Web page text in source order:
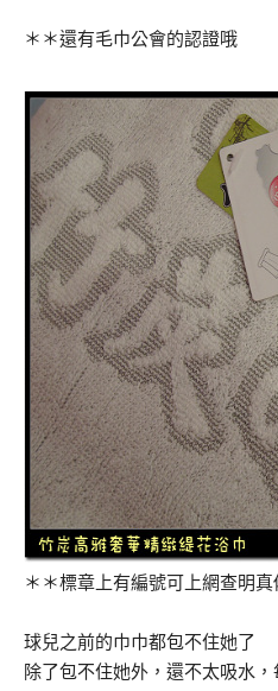
＊＊還有毛巾公會的認證哦
＊＊標章上有編號可上網查明真
球兒之前的巾巾都包不住她了
除了包不住她外，還不太吸水